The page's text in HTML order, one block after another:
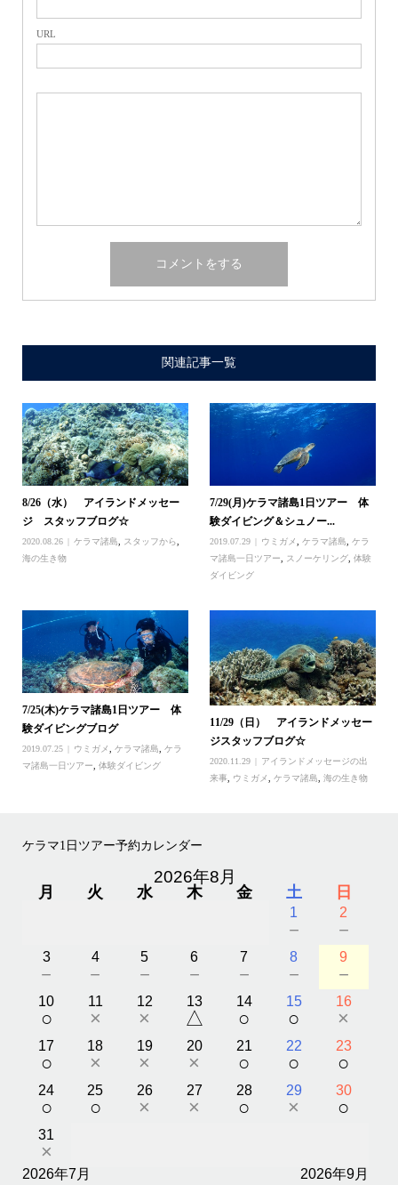
URL
関連記事一覧
8/26（水） アイランドメッセー
ジ スタッフブログ☆
2020.08.26 ケラマ諸島 スタッフから
海の生き物
7/29(月)ケラマ諸島1日ツアー 体
験ダイビング＆シュノー...
2019.07.29 ウミガメ ,ケラマ諸島 ,ケラ
マ諸島一日ツアー
スノーケリング ,体験
ダイビング
7/25(木)ケラマ諸島1日ツアー 体
験ダイビングブログ
2019.07.25 ウミガメ, ケラマ諸島, ケラ
マ諸島一日ツアー, 体験ダイビング
11/29（日） アイランドメッセー
ジスタッフブログ☆
2020.11.29
アイランドメッセージの出
来事
ウミガメ ,ケラマ諸島 ,海の生き物
ケラマ1日ツアー予約カレンダー
2026年8月
月 火 水 木 金 土 日
1
－
2
－
3
－
4
－
5
－
6
－
7
－
8
－
9
－
10
○
11
×
12
×
13
△
14
○
15
○
16
×
17
○
18
×
19
×
20
×
21
○
22
○
23
○
24
○
25
○
26
×
27
×
28
○
29
×
30
○
31
×
2026年7月 2026年9月